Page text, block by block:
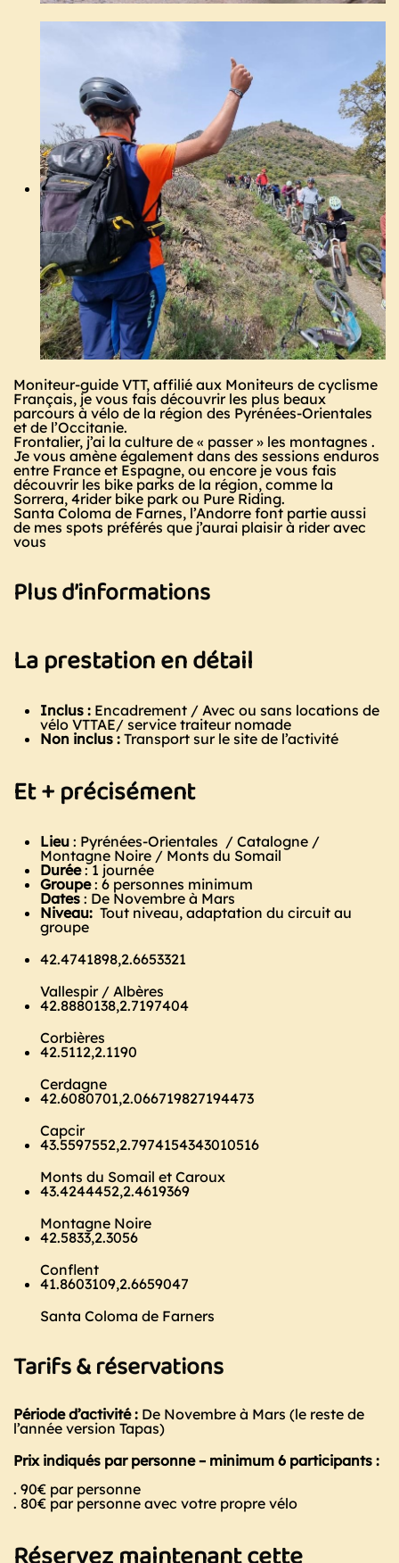
Moniteur-guide VTT, affilié aux Moniteurs de cyclisme
Français, je vous fais découvrir les plus beaux
parcours à vélo de la région des Pyrénées-Orientales
et de l’Occitanie.
Frontalier, j’ai la culture de « passer » les montagnes .
Je vous amène également dans des sessions enduros
entre France et Espagne, ou encore je vous fais
découvrir les bike parks de la région, comme la
Sorrera, 4rider bike park ou Pure Riding.
Santa Coloma de Farnes, l’Andorre font partie aussi
de mes spots préférés que j’aurai plaisir à rider avec
vous
Plus d’informations
La prestation en détail
Inclus : Encadrement / Avec ou sans locations de
vélo VTTAE/ service traiteur nomade
Non inclus : Transport sur le site de l’activité
Et + précisément
Lieu : Pyrénées-Orientales / Catalogne /
Montagne Noire / Monts du Somail
Durée: 1 journée
Groupe: 6 personnes minimum
Dates : De Novembre à Mars
Niveau: Tout niveau, adaptation du circuit au
groupe
42.4741898,2.6653321
Vallespir / Albères
42.8880138,2.7197404
Corbières
42.5112,2.1190
Cerdagne
42.6080701,2.066719827194473
Capcir
43.5597552,2.7974154343010516
Monts du Somail et Caroux
43.4244452,2.4619369
Montagne Noire
42.5833,2.3056
Conflent
41.8603109,2.6659047
Santa Coloma de Farners
Tarifs & réservations
Période d’activité : De Novembre à Mars (le reste de
l’année version Tapas)
Prix indiqués par personne – minimum 6 participants :
. 90€ par personne
. 80€ par personne avec votre propre vélo